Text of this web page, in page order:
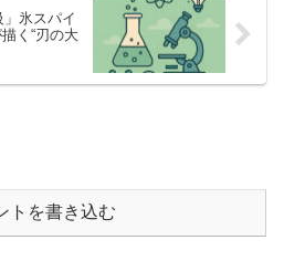
氷スパイ
く“刃の大
トを書き込む